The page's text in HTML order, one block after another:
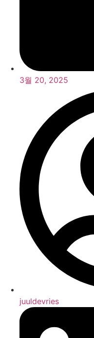
3월 20, 2025
juuldevries